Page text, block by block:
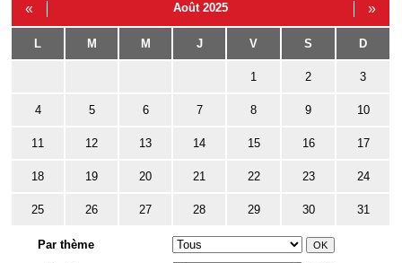
« Août 2025 »
L M M J V S D
1 2 3
4 5 6 7 8 9 10
11 12 13 14 15 16 17
18 19 20 21 22 23 24
25 26 27 28 29 30 31
Par thème